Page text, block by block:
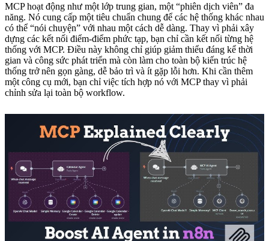
MCP hoạt động như một lớp trung gian, một “phiên dịch viên” đa
năng. Nó cung cấp một tiêu chuẩn chung để các hệ thống khác nhau
có thể “nói chuyện” với nhau một cách dễ dàng. Thay vì phải xây
dựng các kết nối điểm-điểm phức tạp, bạn chỉ cần kết nối từng hệ
thống với MCP. Điều này không chỉ giúp giảm thiểu đáng kể thời
gian và công sức phát triển mà còn làm cho toàn bộ kiến trúc hệ
thống trở nên gọn gàng, dễ bảo trì và ít gặp lỗi hơn. Khi cần thêm
một công cụ mới, bạn chỉ việc tích hợp nó với MCP thay vì phải
chỉnh sửa lại toàn bộ workflow.